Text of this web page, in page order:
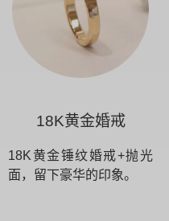
18K黄金婚戒
18K黄金锤纹婚戒+抛光
面，留下豪华的印象。